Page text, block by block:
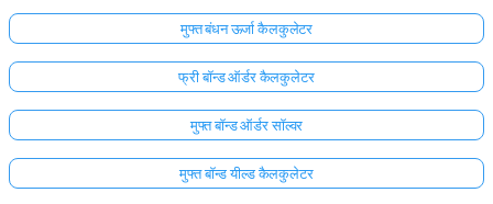
मुफ्त बंधन ऊर्जा कैलकुलेटर
फ्री बॉन्ड ऑर्डर कैलकुलेटर
मुफ्त बॉन्ड ऑर्डर सॉल्वर
मुफ्त बॉन्ड यील्ड कैलकुलेटर